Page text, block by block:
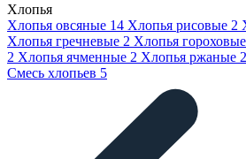
Хлопья
Хлопья овсяные 14 Хлопья рисовые 2
Хлопья гречневые 2 Хлопья гороховые
2 Хлопья ячменные 2 Хлопья ржаные 2
Смесь хлопьев 5